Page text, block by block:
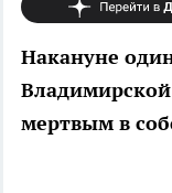
Накануне
мертвым в